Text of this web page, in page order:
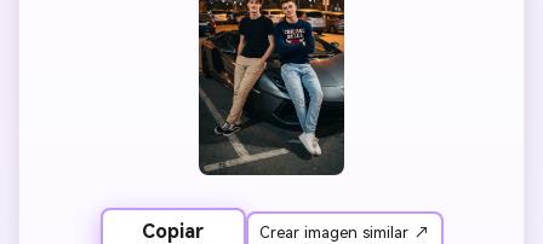
profundas, plano de cintura para arriba, calidad
fotorrealista 8K, energía de hermandad cool, estética
Copiar Crear imagen similar ↗